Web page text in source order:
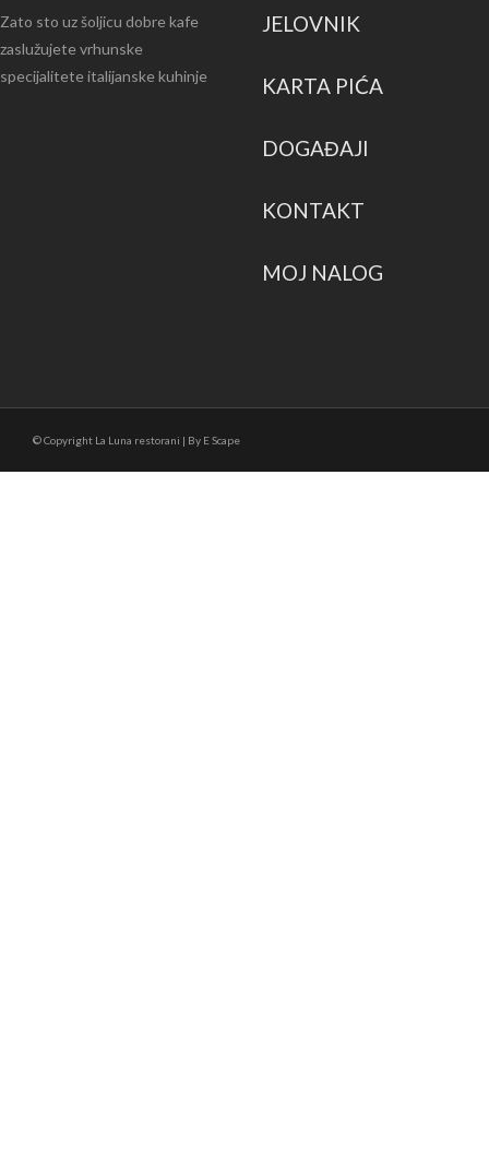
Zato sto uz šoljicu dobre kafe
zaslužujete vrhunske
specijalitete italijanske kuhinje
JELOVNIK
KARTA PIĆA
DOGAĐAJI
KONTAKT
MOJ NALOG
© Copyright La Luna restorani | By E Scape